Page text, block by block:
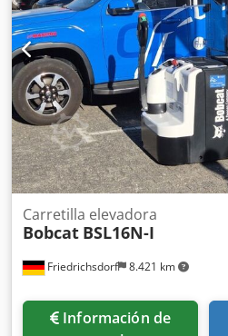
Friedrichsdorf 8.421 km
Carretilla elevadora
Bobcat BSL16N-I
Información de